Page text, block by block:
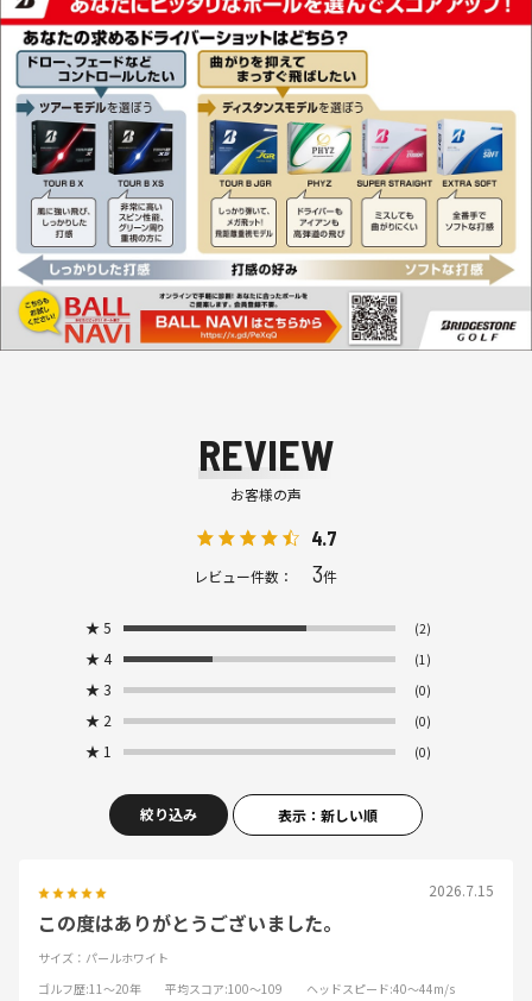
REVIEW
お客様の声
4.7
レビュー件数： 3件
★ 5 (2)
★ 4 (1)
★ 3 (0)
★ 2 (0)
★ 1 (0)
絞り込み 表示：新しい順
2026.7.15
この度はありがとうございました。
サイズ：パールホワイト
ゴルフ歴:11～20年 平均スコア:100～109 ヘッドスピード:40～44m/s